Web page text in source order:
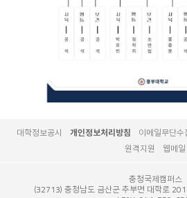
대학정보공시 개인정보처리방침 이메일무단수
원격지원
웹메일
충청국제캠퍼스
(32713) 충청남도 금산군 추부면 대학로 201